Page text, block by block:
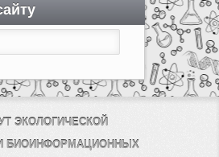
ЭКОЛОГИЧЕСКОЙ
БИОИНФОРМАЦИОННЫХ